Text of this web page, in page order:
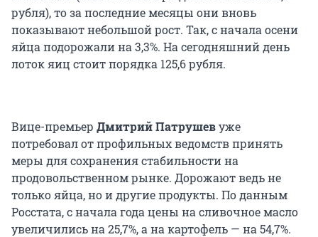
рубля), то за последние месяцы они вновь
показывают небольшой рост. Так, с начала осени
яйца подорожали на 3,3%. На сегодняшний день
лоток яиц стоит порядка 125,6 рубля.
Вице-премьер Дмитрий Патрушевуже
потребовал от профильных ведомств принять
меры для сохранения стабильности на
продовольственном рынке. Дорожают ведь не
только яйца, но и другие продукты. По данным
Росстата, с начала года цены на сливочное масло
увеличились на 25,7%, а на картофель — на 54,7%.